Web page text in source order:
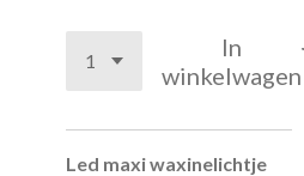
In
winkelwagen
Led maxi waxinelichtje